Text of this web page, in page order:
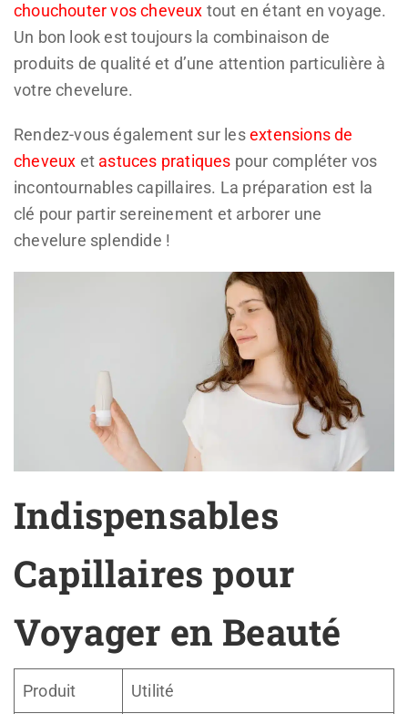
chouchouter vos cheveux tout en étant en voyage.
Un bon look est toujours la combinaison de
produits de qualité et d’une attention particulière à
votre chevelure.
Rendez-vous également sur lesextensions de
cheveux et astuces pratiques pour compléter vos
incontournables capillaires. La préparation est la
clé pour partir sereinement et arborer une
chevelure splendide !
Indispensables
Capillaires pour
Voyager en Beauté
Produit Utilité